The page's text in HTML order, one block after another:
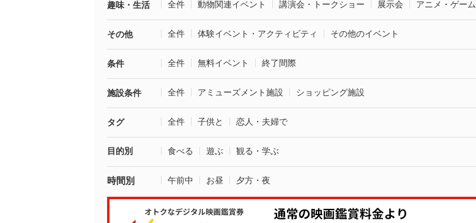
趣味・生活 全件 動物関連イベント 講演会・トークショー 展示会 アニメ・ゲーム
その他 全件 体験イベント・アクティビティ その他のイベント
条件 全件 無料イベント 終了間際
施設条件 全件 アミューズメント施設 ショッピング施設
タグ 全件 子供と 恋人・夫婦で
目的別 食べる 遊ぶ 観る・学ぶ
時間別 午前中 お昼 夕方・夜